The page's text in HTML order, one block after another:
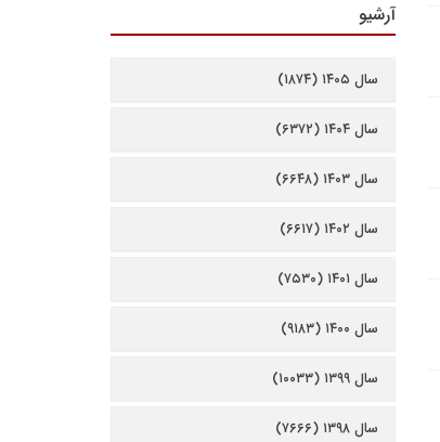
آرشیو
سال ۱۴۰۵ (۱۸۷۴)
سال ۱۴۰۴ (۶۳۷۲)
سال ۱۴۰۳ (۶۶۴۸)
سال ۱۴۰۲ (۶۶۱۷)
سال ۱۴۰۱ (۷۵۳۰)
سال ۱۴۰۰ (۹۱۸۳)
سال ۱۳۹۹ (۱۰۰۳۳)
سال ۱۳۹۸ (۷۶۶۶)